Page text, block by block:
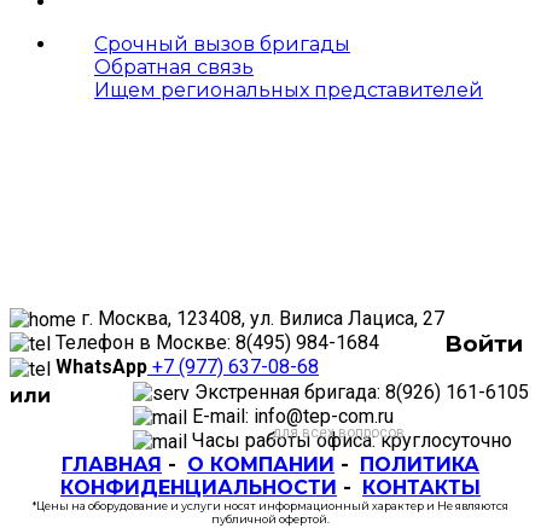
Срочный вызов бригады
Обратная связь
Ищем региональных представителей
г. Москва, 123408, ул. Вилиса Лациса, 27
Телефон в Москве: 8(495) 984-1684
WhatsApp +7 (977) 637-08-68
Экстренная бригада: 8(926) 161-6105
E-mail: info@tep-com.ru
для всех вопросов
Часы работы офиса: круглосуточно
ГЛАВНАЯ - О КОМПАНИИ -
ПОЛИТИКА
КОНФИДЕНЦИАЛЬНОСТИ - КОНТАКТЫ
*Цены на оборудование и услуги носят информационный характер и Не являются
публичной офертой.
Войти
или